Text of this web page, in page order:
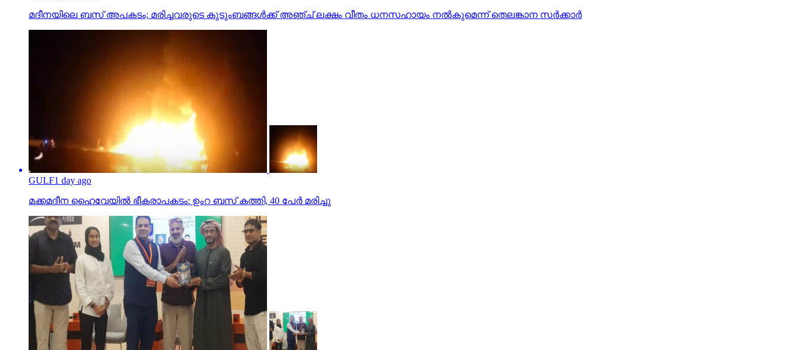
മദീനയിലെ ബസ് അപകടം; മരിച്ചവരുടെ കുടുംബങ്ങള്‍ക്ക് അഞ്ച് ലക്ഷം വീതം ധനസഹായം നല്‍കുമെന്ന് തെലങ്കാന സര്‍ക്കാര്‍
GULF1 day ago
മക്കമദീന ഹൈവേയില്‍ ഭീകരാപകടം: ഉംറ ബസ് കത്തി, 40 പേര്‍ മരിച്ചു